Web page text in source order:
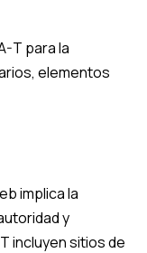
T para la
elementos
implica la
y
incluyen sitios de